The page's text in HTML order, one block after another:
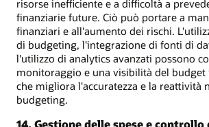
risorse inefficiente e a difficoltà a
finanziarie future. Ciò può portare a
finanziari e all'aumento dei rischi.
di budgeting, l'integrazione di fonti di
l'utilizzo di analytics avanzati possono
monitoraggio e una visibilità del budget
che migliora l'accuratezza e la reattività
budgeting.
14. Gestione delle spese e controllo